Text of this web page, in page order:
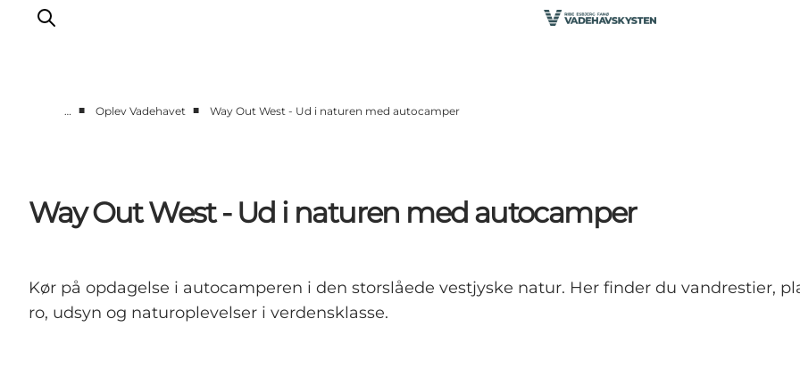
Oplev Fanø
Oplev Mandø
Det Sker
… ■ Oplev Vadehavet ■ Way Out West - Ud i naturen med autocamper
Way Out West - Ud i naturen med autocamper
Kør på opdagelse i autocamperen i den storslåede vestjyske natur. Her finder du vandrestier,
ro, udsyn og naturoplevelser i verdensklasse.